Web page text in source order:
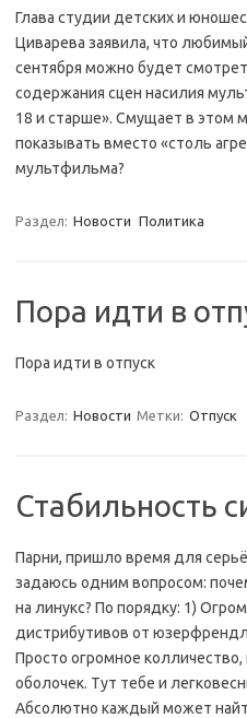
Глава студии детских и
Циварева заявила, что
сентября можно будет
содержания сцен насилия
18 и старше». Смущает в этом
показывать вместо «столь
мультфильма?
Раздел: Новости Политика
Пора идти в
Пора идти в отпуск
Раздел: Новости Метки: Отпуск
Стабильность
Парни, пришло время для
задаюсь одним вопросом:
на линукс? По порядку: 1)
дистрибутивов от
Просто огромное
оболочек. Тут тебе и
Абсолютно каждый может